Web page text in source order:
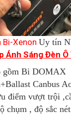
Bi-Xenon Uy tín
Ánh Sáng Đèn Ô
gồm Bi DOMAX
Canbus
điểm vượt trội
chụm , độ sắc